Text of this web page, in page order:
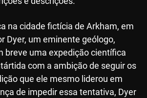
na cidade fictícia de Arkham, em
Dyer, um eminente geólogo,
breve uma expedição científica
com a ambição de seguir os
que ele mesmo liderou em
de impedir essa tentativa, Dyer